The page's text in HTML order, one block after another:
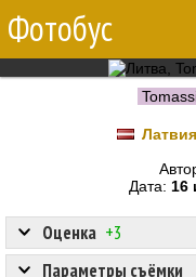
Фотобус
Латвия
Дата: 16
Оценка +3
Параметры съёмки